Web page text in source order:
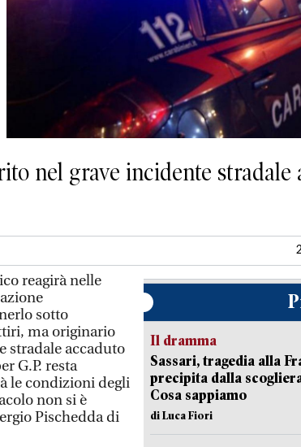
nel grave incidente stradale
reagirà nelle
sotto
ma originario
stradale accaduto
G.P. resta
le condizioni degli
non si è
Pischedda di
Il dramma
Sassari, tragedia alla
precipita dalla
Cosa sappiamo
di Luca Fiori